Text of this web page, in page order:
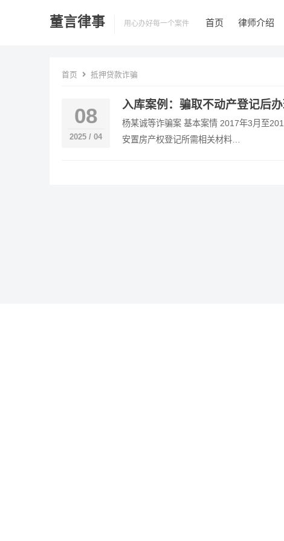
董言律事 用心办好每一个案件 首页 律师介绍
首页 抵押贷款诈骗
08
2025 / 04
入库案例：骗取不动产登记后
杨某诚等诈骗案 基本案情 2017年3月至
安置房产权登记所需相关材料…